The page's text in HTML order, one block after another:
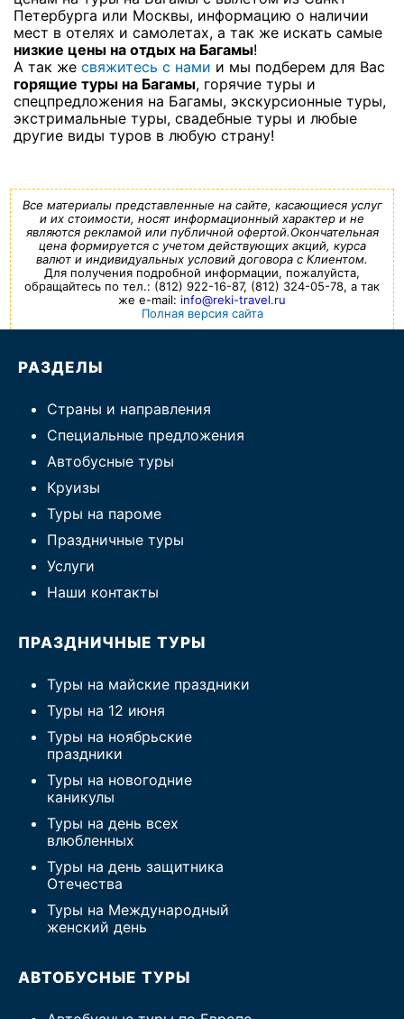
Петербурга или Москвы, информацию о наличии
мест в отелях и самолетах, а так же искать самые
низкие цены на отдых на Багамы!
А так же свяжитесь с нами и мы подберем для Вас
горящие туры на Багамы, горячие туры и
спецпредложения на Багамы, экскурсионные туры,
экстримальные туры, свадебные туры и любые
другие виды туров в любую страну!
Все материалы представленные на сайте, касающиеся услуг
и их стоимости, носят информационный характер и не
являются рекламой или публичной офертой.Окончательная
цена формируется с учетом действующих акций, курса
валют и индивидуальных условий договора с Клиентом.
Для получения подробной информации, пожалуйста,
обращайтесь по тел.: (812) 922-16-87, (812) 324-05-78, а так
же e-mail: info@reki-travel.ru
Полная версия сайта
РАЗДЕЛЫ
Страны и направления
Специальные предложения
Автобусные туры
Круизы
Туры на пароме
Праздничные туры
Услуги
Наши контакты
ПРАЗДНИЧНЫЕ ТУРЫ
Туры на майские праздники
Туры на 12 июня
Туры на ноябрьские
праздники
Туры на новогодние
каникулы
Туры на день всех
влюбленных
Туры на день защитника
Отечества
Туры на Международный
женский день
АВТОБУСНЫЕ ТУРЫ